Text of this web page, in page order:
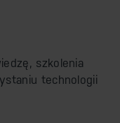
szkolenia
technologii